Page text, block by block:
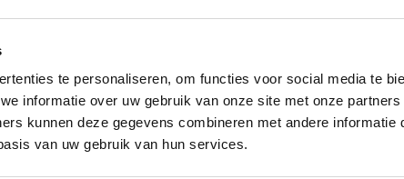
te personaliseren, om functies voor social media te
informatie over uw gebruik van onze site met onze
kunnen deze gegevens combineren met andere informatie
van uw gebruik van hun services.
de uitgebreide kennis van
aan de WUR) en Bob
laatste editie van het